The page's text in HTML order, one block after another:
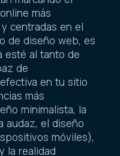
más
centradas en el
de diseño web, es
esté al tanto de
de
en tu sitio
más
minimalista, la
audaz, el diseño
móviles),
la realidad